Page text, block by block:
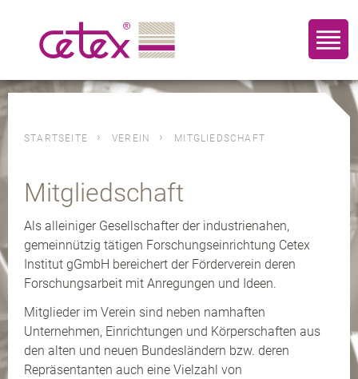
STARTSEITE VEREIN MITGLIEDSCHAFT
Mitgliedschaft
Als alleiniger Gesellschafter der industrienahen,
gemeinnützig tätigen Forschungseinrichtung Cetex
Institut gGmbH bereichert der Förderverein deren
Forschungsarbeit mit Anregungen und Ideen.
Mitglieder im Verein sind neben namhaften
Unternehmen, Einrichtungen und Körperschaften aus
den alten und neuen Bundesländern bzw. deren
Repräsentanten auch eine Vielzahl von